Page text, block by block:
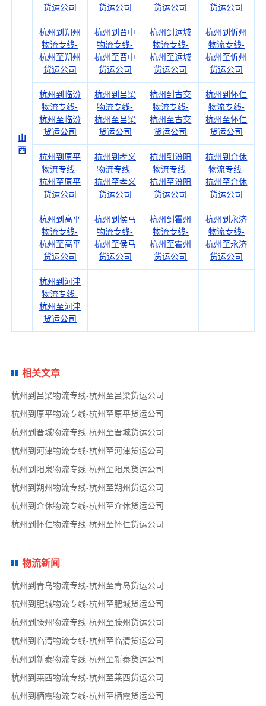
山
西
货运公司
货运公司
货运公司
货运公司
杭州到朔州
物流专线-
杭州至朔州
货运公司
杭州到晋中
物流专线-
杭州至晋中
货运公司
杭州到运城
物流专线-
杭州至运城
货运公司
杭州到忻州
物流专线-
杭州至忻州
货运公司
杭州到临汾
物流专线-
杭州至临汾
货运公司
杭州到吕梁
物流专线-
杭州至吕梁
货运公司
杭州到古交
物流专线-
杭州至古交
货运公司
杭州到怀仁
物流专线-
杭州至怀仁
货运公司
杭州到原平
物流专线-
杭州至原平
货运公司
杭州到孝义
物流专线-
杭州至孝义
货运公司
杭州到汾阳
物流专线-
杭州至汾阳
货运公司
杭州到介休
物流专线-
杭州至介休
货运公司
杭州到高平
物流专线-
杭州至高平
货运公司
杭州到侯马
物流专线-
杭州至侯马
货运公司
杭州到霍州
物流专线-
杭州至霍州
货运公司
杭州到永济
物流专线-
杭州至永济
货运公司
杭州到河津
物流专线-
杭州至河津
货运公司
相关文章
杭州到吕梁物流专线-杭州至吕梁货运公司
杭州到原平物流专线-杭州至原平货运公司
杭州到晋城物流专线-杭州至晋城货运公司
杭州到河津物流专线-杭州至河津货运公司
杭州到阳泉物流专线-杭州至阳泉货运公司
杭州到朔州物流专线-杭州至朔州货运公司
杭州到介休物流专线-杭州至介休货运公司
杭州到怀仁物流专线-杭州至怀仁货运公司
物流新闻
杭州到青岛物流专线-杭州至青岛货运公司
杭州到肥城物流专线-杭州至肥城货运公司
杭州到滕州物流专线-杭州至滕州货运公司
杭州到临清物流专线-杭州至临清货运公司
杭州到新泰物流专线-杭州至新泰货运公司
杭州到莱西物流专线-杭州至莱西货运公司
杭州到栖霞物流专线-杭州至栖霞货运公司